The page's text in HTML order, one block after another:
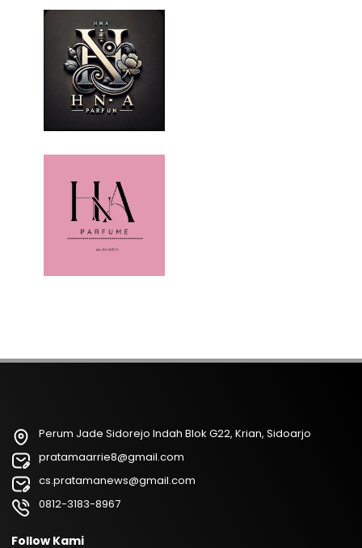
Perum Jade Sidorejo Indah Blok G22, Krian, Sidoarjo
pratamaarrie8@gmail.com
cs.pratamanews@gmail.com
0812-3183-8967
Follow Kami